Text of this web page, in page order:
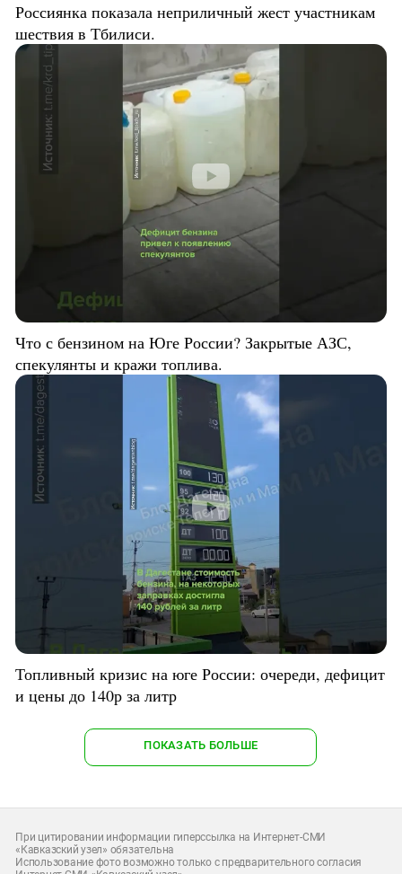
Россиянка показала неприличный жест участникам
шествия в Тбилиси.
Что с бензином на Юге России? Закрытые АЗС,
спекулянты и кражи топлива.
Топливный кризис на юге России: очереди, дефицит
и цены до 140р за литр
ПОКАЗАТЬ БОЛЬШЕ
При цитировании информации гиперссылка на Интернет-СМИ
«Кавказский узел» обязательна
Использование фото возможно только с предварительного согласия